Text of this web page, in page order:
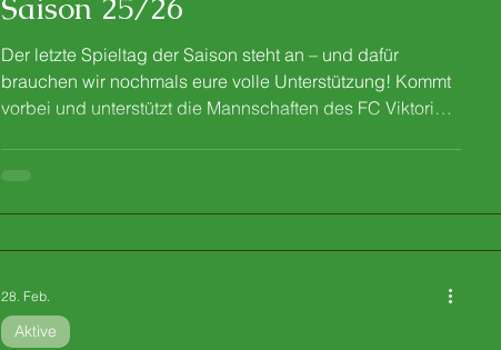
Der letzte Spieltag der Saison steht an – und dafür
brauchen wir nochmals eure volle Unterstützung! Kommt
vorbei und unterstützt die Mannschaften des FC Viktoria
einer großartigen Atmosphäre erfolgreich abschließen.
Die Spiele unserer aktiven Mannschaften: Samstag 14
F
Aktive
28. Feb.